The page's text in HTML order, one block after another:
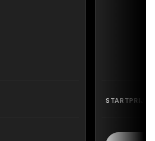
STARTPRIJS